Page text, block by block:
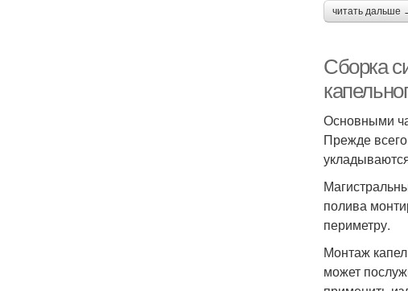
читать дальше
Сборка
Основными
Прежде
полива
периметру.
Монтаж
может